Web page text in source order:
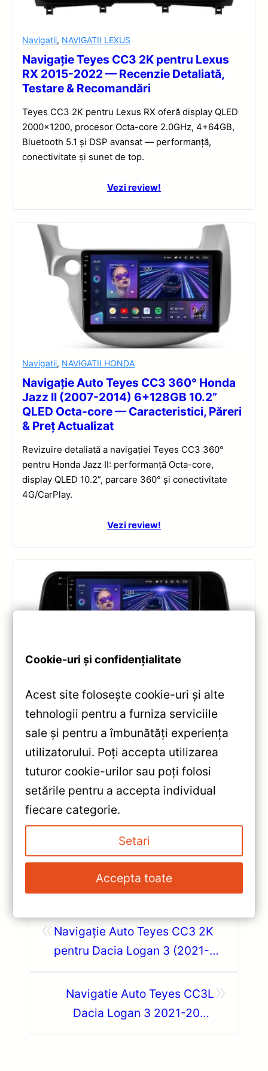
Navigatii, NAVIGATII LEXUS
Navigație Teyes CC3 2K pentru Lexus
RX 2015-2022 — Recenzie Detaliată,
Testare & Recomandări
Teyes CC3 2K pentru Lexus RX oferă display QLED
2000×1200, procesor Octa-core 2.0GHz, 4+64GB,
Bluetooth 5.1 și DSP avansat — performanță,
conectivitate și sunet de top.
Vezi review!
Navigatii, NAVIGATII HONDA
Navigație Auto Teyes CC3 360° Honda
Jazz II (2007-2014) 6+128GB 10.2”
QLED Octa-core — Caracteristici, Păreri
& Preț Actualizat
Revizuire detaliată a navigației Teyes CC3 360°
pentru Honda Jazz II: performanță Octa-core,
display QLED 10.2”, parcare 360° și conectivitate
4G/CarPlay.
Vezi review!
Navigatii ,NAVIGATII LEXUS
Navigație Auto Teyes CC3 Lexus RX
2015-2022 4+32GB — Recenzie
Detaliată, Testare & Recomandări
Teyes CC3 pentru Lexus RX (2015-2022): Android
10, ecran QLED 10.2″, Octa-core 1.8GHz, 4+32GB,
DSP și conectivitate wireless pentru o experiență
multimedia completă.
Vezi review!
«Navigație Auto Teyes CC3 2K
pentru Dacia Logan 3 (2021-
Octa-core — Recenzie
Detaliată, Testare &
Navigatie Auto Teyes CC3L
Dacia Logan 3 2021-2024
Cookie-uri și confidențialitate
Acest site folosește cookie-uri și alte
tehnologii pentru a furniza serviciile
sale și pentru a îmbunătăți experiența
utilizatorului. Poți accepta utilizarea
tuturor cookie-urilor sau poți folosi
setările pentru a accepta individual
fiecare categorie.
Setari
Accepta toate